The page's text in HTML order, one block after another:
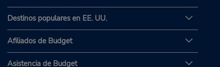
Destinos populares en EE. UU.
Afiliados de Budget
Asistencia de Budget